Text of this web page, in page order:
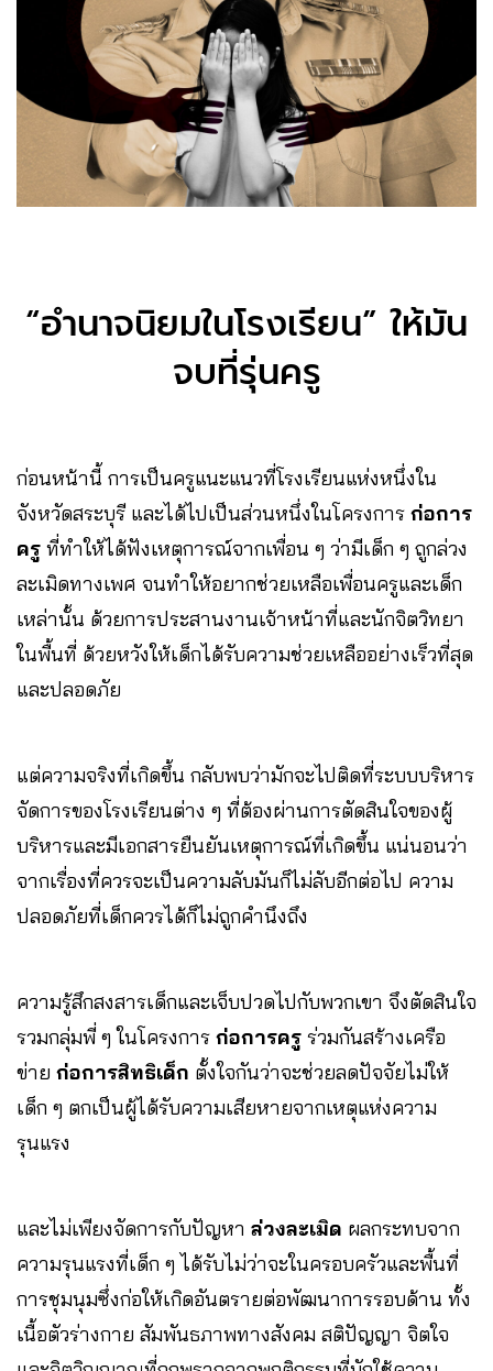
“อำนาจนิยมในโรงเรียน” ให้มัน
จบที่รุ่นครู
ก่อนหน้านี้ การเป็นครูแนะแนวที่โรงเรียนแห่งหนึ่งใน
จังหวัดสระบุรี และได้ไปเป็นส่วนหนึ่งในโครงการ ก่อการ
ครู ที่ทำให้ได้ฟังเหตุการณ์จากเพื่อน ๆ ว่ามีเด็ก ๆ ถูกล่วง
ละเมิดทางเพศ จนทำให้อยากช่วยเหลือเพื่อนครูและเด็ก
เหล่านั้น ด้วยการประสานงานเจ้าหน้าที่และนักจิตวิทยา
ในพื้นที่ ด้วยหวังให้เด็กได้รับความช่วยเหลืออย่างเร็วที่สุด
และปลอดภัย
แต่ความจริงที่เกิดขึ้น กลับพบว่ามักจะไปติดที่ระบบบริหาร
จัดการของโรงเรียนต่าง ๆ ที่ต้องผ่านการตัดสินใจของผู้
บริหารและมีเอกสารยืนยันเหตุการณ์ที่เกิดขึ้น แน่นอนว่า
จากเรื่องที่ควรจะเป็นความลับมันก็ไม่ลับอีกต่อไป ความ
ปลอดภัยที่เด็กควรได้ก็ไม่ถูกคำนึงถึง
ความรู้สึกสงสารเด็กและเจ็บปวดไปกับพวกเขา จึงตัดสินใจ
รวมกลุ่มพี่ ๆ ในโครงการ ก่อการครู ร่วมกันสร้างเครือ
ข่าย ก่อการสิทธิเด็ก ตั้งใจกันว่าจะช่วยลดปัจจัยไม่ให้
เด็ก ๆ ตกเป็นผู้ได้รับความเสียหายจากเหตุแห่งความ
รุนแรง
และไม่เพียงจัดการกับปัญหา ล่วงละเมิด ผลกระทบจาก
ความรุนแรงที่เด็ก ๆ ได้รับไม่ว่าจะในครอบครัวและพื้นที่
การชุมนุมซึ่งก่อให้เกิดอันตรายต่อพัฒนาการรอบด้าน ทั้ง
เนื้อตัวร่างกาย สัมพันธภาพทางสังคม สติปัญญา จิตใจ